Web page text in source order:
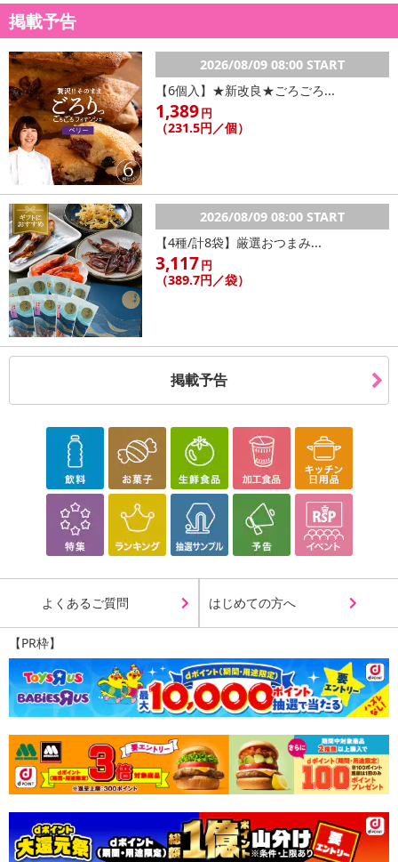
掲載予告
2026/08/09 08:00 START
【6個入】★新改良★ごろごろ...
1,389円
（231.5円／個）
2026/08/09 08:00 START
【4種/計8袋】厳選おつまみ...
3,117円
（389.7円／袋）
掲載予告
よくあるご質問 はじめての方へ
【PR枠】